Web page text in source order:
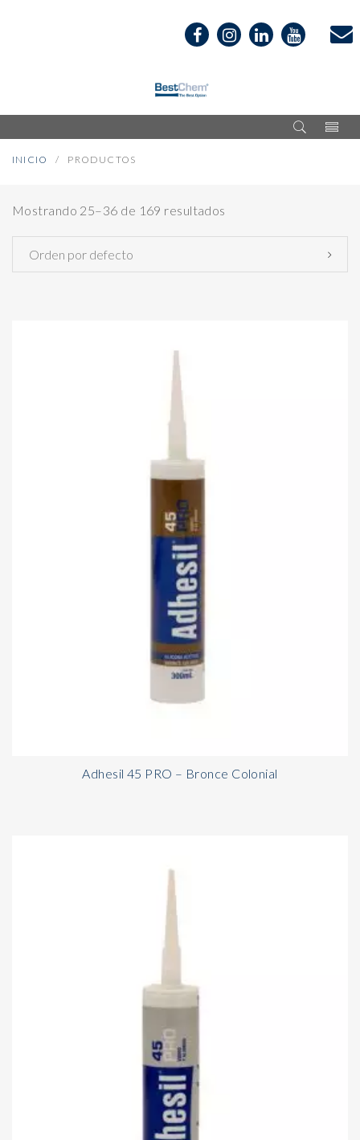
INICIO PRODUCTOS
Mostrando 25–36 de 169 resultados
Adhesil 45 PRO – Bronce Colonial